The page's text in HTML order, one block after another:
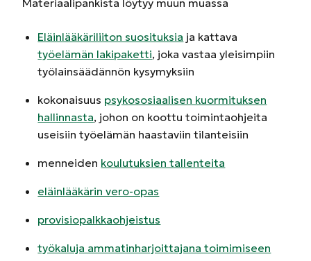
Materiaalipankista löytyy muun muassa
Eläinlääkäriliiton suosituksia ja kattava
työelämän lakipaketti, joka vastaa yleisimpiin
työlainsäädännön kysymyksiin
kokonaisuus psykososiaalisen kuormituksen
hallinnasta, johon on koottu toimintaohjeita
useisiin työelämän haastaviin tilanteisiin
menneiden koulutuksien tallenteita
eläinlääkärin vero-opas
provisiopalkkaohjeistus
työkaluja ammatinharjoittajana toimimiseen